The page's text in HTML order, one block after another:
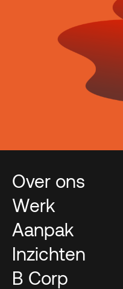
Over ons
Werk
Aanpak
Inzichten
B Corp